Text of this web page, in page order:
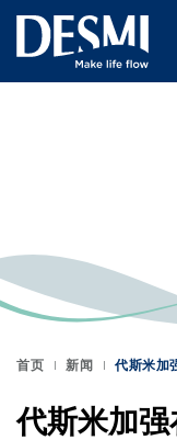
首页 新闻 代斯米加
代斯米加